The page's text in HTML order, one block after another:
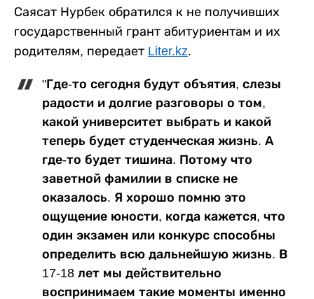
Саясат Нурбек обратился к не получивших
государственный грант абитуриентам и их
родителям, передает Liter.kz.
"Где-то сегодня будут объятия, слезы
радости и долгие разговоры о том,
какой университет выбрать и какой
теперь будет студенческая жизнь. А
где-то будет тишина. Потому что
заветной фамилии в списке не
оказалось. Я хорошо помню это
ощущение юности, когда кажется, что
один экзамен или конкурс способны
определить всю дальнейшую жизнь. В
17-18 лет мы действительно
воспринимаем такие моменты именно